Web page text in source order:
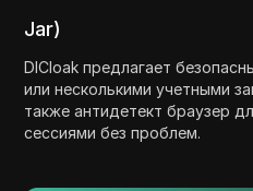
Jar)
DICloak предлагает
или несколькими учетными
также антидетект браузер
сессиями без проблем.